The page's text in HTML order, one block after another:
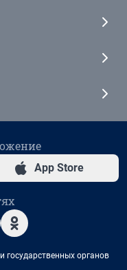
App Store
государственных органов